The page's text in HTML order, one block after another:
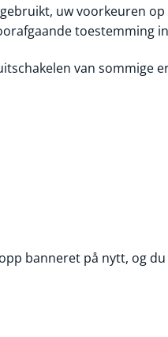
uw voorkeuren
toestemming
van sommige
banneret på nytt, og